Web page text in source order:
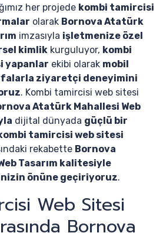
her projede kombi tamircisi
olarak Bornova Atatürk
imzasıyla işletmenize özel
kimlik kurguluyor, kombi
yapanlar ekibi olarak mobil
ziyaretçi deneyimini
. Kombi tamircisi web sitesi
Atatürk Mahallesi Web
dijital dünyada güçlü bir
tamircisi web sitesi
rekabette Bornova
Tasarım kalitesiyle
önüne geçiriyoruz.
Web Sitesi
Bornova